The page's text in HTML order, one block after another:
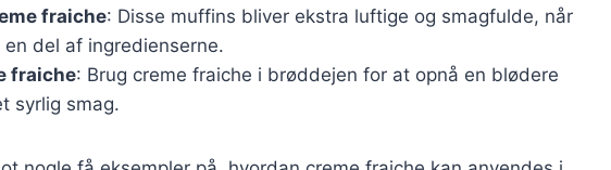
fraiche: Disse muffins bliver ekstra luftige og smagfulde, når
del af ingredienserne.
fraiche: Brug creme fraiche i brøddejen for at opnå en blødere
syrlig smag.